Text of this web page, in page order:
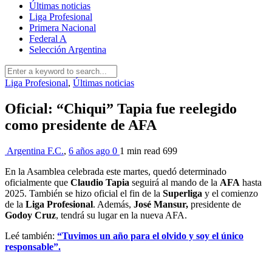
Últimas noticias
Liga Profesional
Primera Nacional
Federal A
Selección Argentina
Liga Profesional, Últimas noticias
Oficial: “Chiqui” Tapia fue reelegido
como presidente de AFA
Argentina F.C., 6 años ago 0 1 min read 699
En la Asamblea celebrada este martes, quedó determinado
oficialmente que Claudio Tapia seguirá al mando de la AFA hasta
2025. También se hizo oficial el fin de la Superliga y el comienzo
de la Liga Profesional. Además, José Mansur, presidente de
Godoy Cruz, tendrá su lugar en la nueva AFA.
Leé también: “Tuvimos un año para el olvido y soy el único
responsable”.